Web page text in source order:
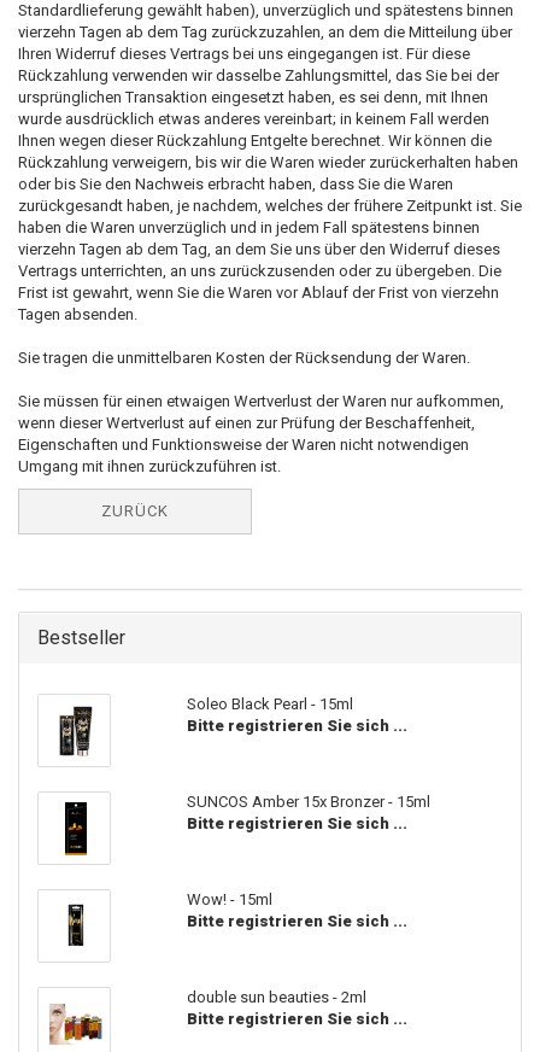
Standardlieferung gewählt haben), unverzüglich und spätestens binnen
vierzehn Tagen ab dem Tag zurückzuzahlen, an dem die Mitteilung über
Ihren Widerruf dieses Vertrags bei uns eingegangen ist. Für diese
Rückzahlung verwenden wir dasselbe Zahlungsmittel, das Sie bei der
ursprünglichen Transaktion eingesetzt haben, es sei denn, mit Ihnen
wurde ausdrücklich etwas anderes vereinbart; in keinem Fall werden
Ihnen wegen dieser Rückzahlung Entgelte berechnet. Wir können die
Rückzahlung verweigern, bis wir die Waren wieder zurückerhalten haben
oder bis Sie den Nachweis erbracht haben, dass Sie die Waren
zurückgesandt haben, je nachdem, welches der frühere Zeitpunkt ist. Sie
haben die Waren unverzüglich und in jedem Fall spätestens binnen
vierzehn Tagen ab dem Tag, an dem Sie uns über den Widerruf dieses
Vertrags unterrichten, an uns zurückzusenden oder zu übergeben. Die
Frist ist gewahrt, wenn Sie die Waren vor Ablauf der Frist von vierzehn
Tagen absenden.
Sie tragen die unmittelbaren Kosten der Rücksendung der Waren.
Sie müssen für einen etwaigen Wertverlust der Waren nur aufkommen,
wenn dieser Wertverlust auf einen zur Prüfung der Beschaffenheit,
Eigenschaften und Funktionsweise der Waren nicht notwendigen
Umgang mit ihnen zurückzuführen ist.
ZURÜCK
Bestseller
Soleo Black Pearl - 15ml
Bitte registrieren Sie sich ...
SUNCOS Amber 15x Bronzer - 15ml
Bitte registrieren Sie sich ...
Wow! - 15ml
Bitte registrieren Sie sich ...
double sun beauties - 2ml
Bitte registrieren Sie sich ...